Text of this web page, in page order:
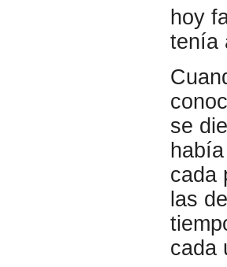
hoy
tenía
se
cada
las
cada